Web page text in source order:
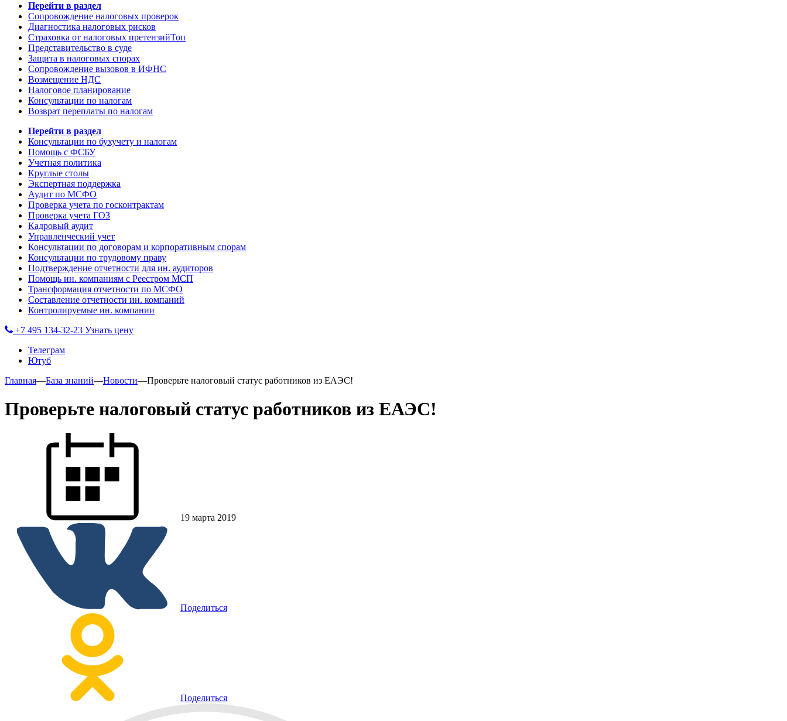
Перейти в раздел
Сопровождение налоговых проверок
Диагностика налоговых рисков
Страховка от налоговых претензийТоп
Представительство в суде
Защита в налоговых спорах
Сопровождение вызовов в ИФНС
Возмещение НДС
Налоговое планирование
Консультации по налогам
Возврат переплаты по налогам
Перейти в раздел
Консультации по бухучету и налогам
Помощь с ФСБУ
Учетная политика
Круглые столы
Экспертная поддержка
Аудит по МСФО
Проверка учета по госконтрактам
Проверка учета ГОЗ
Кадровый аудит
Управленческий учет
Консультации по договорам и корпоративным спорам
Консультации по трудовому праву
Подтверждение отчетности для ин. аудиторов
Помощь ин. компаниям с Реестром МСП
Трансформация отчетности по МСФО
Составление отчетности ин. компаний
Контролируемые ин. компании
+7 495 134-32-23 Узнать цену
Телеграм
Ютуб
Главная—База знаний—Новости—Проверьте налоговый статус работников из ЕАЭС!
Проверьте налоговый статус работников из ЕАЭС!
19 марта 2019
Поделиться
Поделиться